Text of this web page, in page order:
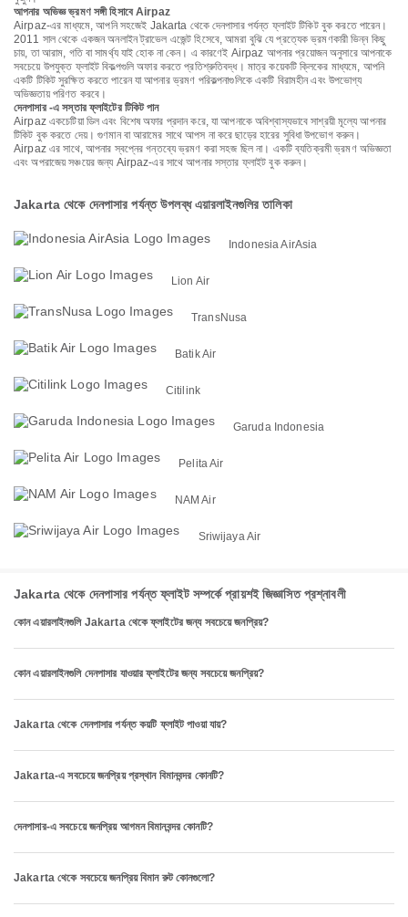
আপনার অভিজ্ঞ ভ্রমণ সঙ্গী হিসাবে Airpaz
Airpaz-এর মাধ্যমে, আপনি সহজেই Jakarta থেকে দেনপাসার পর্যন্ত ফ্লাইট টিকিট বুক করতে পারেন।
2011 সাল থেকে একজন অনলাইন ট্রাভেল এজেন্ট হিসেবে, আমরা বুঝি যে প্রত্যেক ভ্রমণকারী ভিন্ন কিছু
চায়, তা আরাম, গতি বা সামর্থ্য যাই হোক না কেন। এ কারণেই Airpaz আপনার প্রয়োজন অনুসারে আপনাকে
সবচেয়ে উপযুক্ত ফ্লাইট বিকল্পগুলি অফার করতে প্রতিশ্রুতিবদ্ধ। মাত্র কয়েকটি ক্লিকের মাধ্যমে, আপনি
একটি টিকিট সুরক্ষিত করতে পারেন যা আপনার ভ্রমণ পরিকল্পনাগুলিকে একটি বিরামহীন এবং উপভোগ্য
অভিজ্ঞতায় পরিণত করবে।
দেনপাসার -এ সস্তার ফ্লাইটের টিকিট পান
Airpaz একচেটিয়া ডিল এবং বিশেষ অফার প্রদান করে, যা আপনাকে অবিশ্বাস্যভাবে সাশ্রয়ী মূল্যে আপনার
টিকিট বুক করতে দেয়। গুণমান বা আরামের সাথে আপস না করে ছাড়ের হারের সুবিধা উপভোগ করুন।
Airpaz এর সাথে, আপনার স্বপ্নের গন্তব্যে ভ্রমণ করা সহজ ছিল না। একটি ব্যতিক্রমী ভ্রমণ অভিজ্ঞতা
এবং অপরাজেয় সঞ্চয়ের জন্য Airpaz-এর সাথে আপনার সস্তার ফ্লাইট বুক করুন।
Jakarta থেকে দেনপাসার পর্যন্ত উপলব্ধ এয়ারলাইনগুলির তালিকা
Indonesia AirAsia
Lion Air
TransNusa
Batik Air
Citilink
Garuda Indonesia
Pelita Air
NAM Air
Sriwijaya Air
Jakarta থেকে দেনপাসার পর্যন্ত ফ্লাইট সম্পর্কে প্রায়শই জিজ্ঞাসিত প্রশ্নাবলী
কোন এয়ারলাইনগুলি Jakarta থেকে ফ্লাইটের জন্য সবচেয়ে জনপ্রিয়?
কোন এয়ারলাইনগুলি দেনপাসার যাওয়ার ফ্লাইটের জন্য সবচেয়ে জনপ্রিয়?
Jakarta থেকে দেনপাসার পর্যন্ত কয়টি ফ্লাইট পাওয়া যায়?
Jakarta-এ সবচেয়ে জনপ্রিয় প্রস্থান বিমানবন্দর কোনটি?
দেনপাসার-এ সবচেয়ে জনপ্রিয় আগমন বিমানবন্দর কোনটি?
Jakarta থেকে সবচেয়ে জনপ্রিয় বিমান রুট কোনগুলো?